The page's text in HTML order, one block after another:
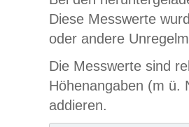
Diese Messwerte
oder andere
Die Messwerte sind
Höhenangaben (m ü.
addieren.